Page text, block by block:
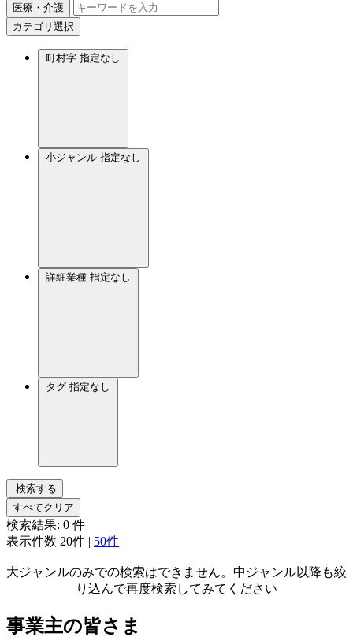
医療・介護
カテゴリ選択
町村字 指定なし
小ジャンル 指定なし
詳細業種 指定なし
タグ 指定なし
検索する
すべてクリア
検索結果: 0 件
表示件数 20件 | 50件
大ジャンルのみでの検索はできません。中ジャンル以降も絞
り込んで再度検索してみてください
事業主の皆さま